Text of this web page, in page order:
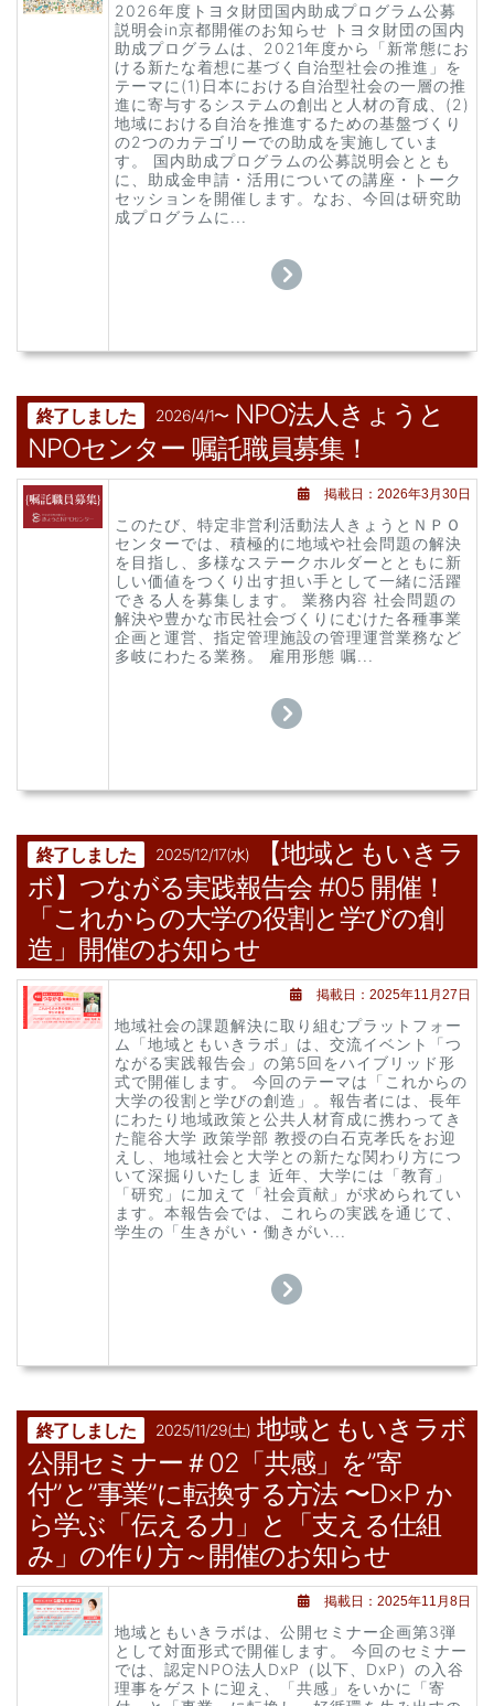
2026年度トヨタ財団国内助成プログラム公募
説明会in京都開催のお知らせ トヨタ財団の国内
助成プログラムは、2021年度から「新常態にお
ける新たな着想に基づく自治型社会の推進」を
テーマに(1)日本における自治型社会の一層の推
進に寄与するシステムの創出と人材の育成、(2)
地域における自治を推進するための基盤づくり
の2つのカテゴリーでの助成を実施していま
す。 国内助成プログラムの公募説明会ととも
に、助成金申請・活用についての講座・トーク
セッションを開催します。なお、今回は研究助
成プログラムに...
終了しました 2026/4/1〜 NPO法人きょうと
NPOセンター 嘱託職員募集！
掲載日：2026年3月30日
このたび、特定非営利活動法人きょうとＮＰＯ
センターでは、積極的に地域や社会問題の解決
を目指し、多様なステークホルダーとともに新
しい価値をつくり出す担い手として一緒に活躍
できる人を募集します。 業務内容 社会問題の
解決や豊かな市民社会づくりにむけた各種事業
企画と運営、指定管理施設の管理運営業務など
多岐にわたる業務。 雇用形態 嘱...
終了しました 2025/12/17(水)
【地域ともいきラ
ボ】つながる実践報告会 #05 開催！
「これからの大学の役割と学びの創
造」開催のお知らせ
掲載日：2025年11月27日
地域社会の課題解決に取り組むプラットフォー
ム「地域ともいきラボ」は、交流イベント「つ
ながる実践報告会」の第5回をハイブリッド形
式で開催します。 今回のテーマは「これからの
大学の役割と学びの創造」。報告者には、長年
にわたり地域政策と公共人材育成に携わってき
た龍谷大学 政策学部 教授の白石克孝氏をお迎
えし、地域社会と大学との新たな関わり方につ
いて深掘りいたしま 近年、大学には「教育」
「研究」に加えて「社会貢献」が求められてい
ます。本報告会では、これらの実践を通じて、
学生の「生きがい・働きがい...
終了しました 2025/11/29(土) 地域ともいきラボ
公開セミナー＃02「共感」を”寄
付”と”事業”に転換する方法 〜D×P か
ら学ぶ「伝える力」と「支える仕組
み」の作り方～開催のお知らせ
掲載日：2025年11月8日
地域ともいきラボは、公開セミナー企画第3弾
として対面形式で開催します。 今回のセミナー
では、認定NPO法人DxP（以下、DxP）の入谷
理事をゲストに迎え、「共感」をいかに「寄